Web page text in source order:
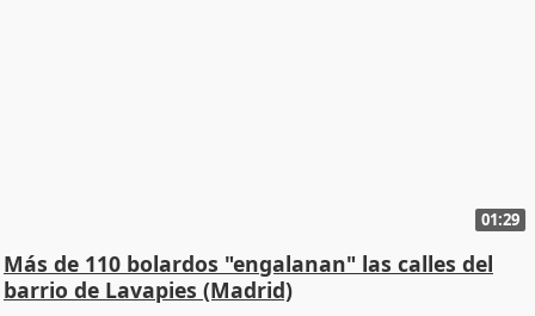
01:29
Más de 110 bolardos "engalanan" las calles del
barrio de Lavapies (Madrid)